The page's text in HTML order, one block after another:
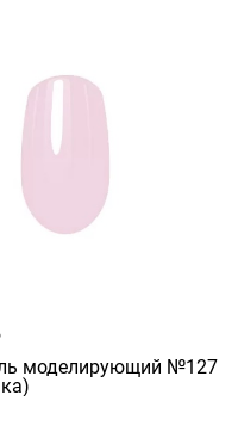
моделирующий №127